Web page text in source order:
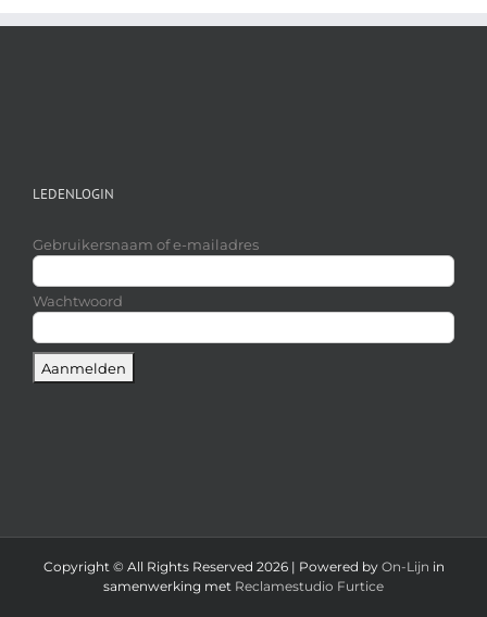
LEDENLOGIN
Gebruikersnaam of e-mailadres
Wachtwoord
Copyright © All Rights Reserved 2026 | Powered by On-Lijn in
samenwerking met Reclamestudio Furtice